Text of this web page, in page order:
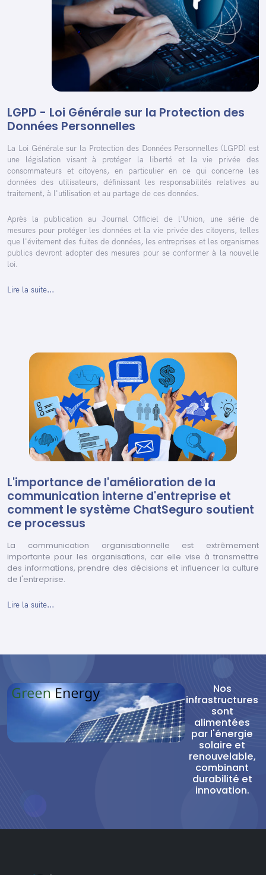
LGPD - Loi Générale sur la Protection des
Données Personnelles
La Loi Générale sur la Protection des Données Personnelles (LGPD) est
une législation visant à protéger la liberté et la vie privée des
consommateurs et citoyens, en particulier en ce qui concerne les
données des utilisateurs, définissant les responsabilités relatives au
traitement, à l'utilisation et au partage de ces données.
Après la publication au Journal Officiel de l'Union, une série de
mesures pour protéger les données et la vie privée des citoyens, telles
que l'évitement des fuites de données, les entreprises et les organismes
publics devront adopter des mesures pour se conformer à la nouvelle
loi.
Lire la suite...
L'importance de l'amélioration de la
communication interne d'entreprise et
comment le système ChatSeguro soutient
ce processus
La communication organisationnelle est extrêmement
importante pour les organisations, car elle vise à transmettre
des informations, prendre des décisions et influencer la culture
de l'entreprise.
Lire la suite...
Nos
infrastructures
sont
alimentées
par l'énergie
solaire et
renouvelable,
combinant
durabilité et
innovation.